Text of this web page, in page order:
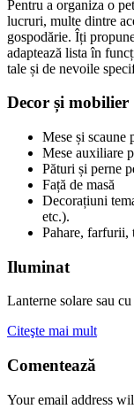
Pentru a organiza o
lucruri, multe dintre
gospodărie. Îți
adaptează lista în
tale și de nevoile
Decor și mobilier
Mese și scaune
Mese auxiliare
Pături și perne
Față de masă
Decorațiuni
etc.).
Pahare, farfurii,
Iluminat
Lanterne solare sau
Citeşte mai mult
Comentează
Your email address